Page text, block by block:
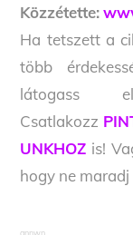
Közzétette:
Ha tetszett a
több
Csatlakozz
UNKHOZ is!
hogy ne
annwn